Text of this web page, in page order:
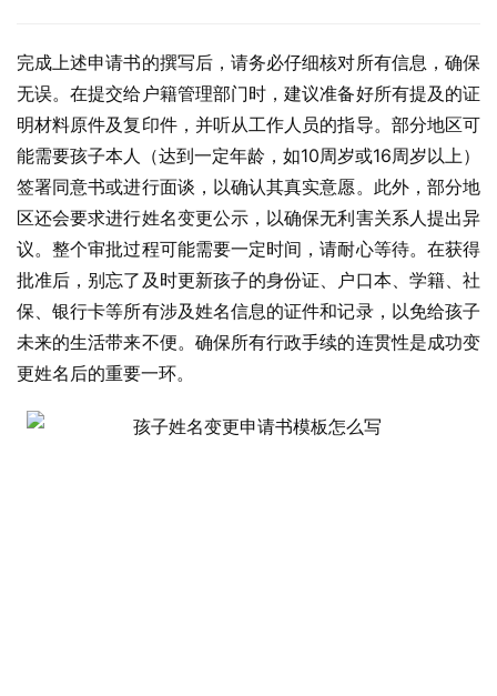
完成上述申请书的撰写后，请务必仔细核对所有信息，确保
无误。在提交给户籍管理部门时，建议准备好所有提及的证
明材料原件及复印件，并听从工作人员的指导。部分地区可
能需要孩子本人（达到一定年龄，如10周岁或16周岁以上）
签署同意书或进行面谈，以确认其真实意愿。此外，部分地
区还会要求进行姓名变更公示，以确保无利害关系人提出异
议。整个审批过程可能需要一定时间，请耐心等待。在获得
批准后，别忘了及时更新孩子的身份证、户口本、学籍、社
保、银行卡等所有涉及姓名信息的证件和记录，以免给孩子
未来的生活带来不便。确保所有行政手续的连贯性是成功变
更姓名后的重要一环。